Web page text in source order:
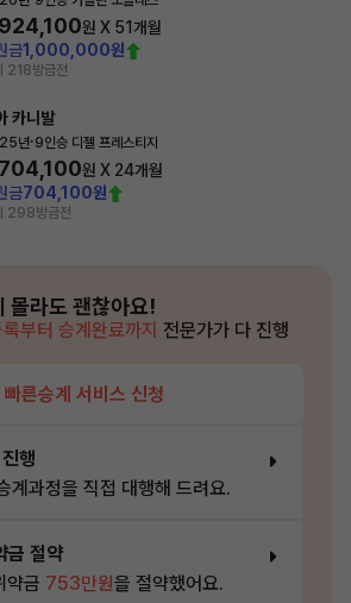
924,100원 X 51개월
금1,000,000원
218방금전
카니발
년·9인승 디젤 프레스티지
704,100원 X 24개월
금704,100원
298방금전
몰라도 괜찮아요!
부터 승계완료까지 전문가가 다 진행
빠른승계 서비스 신청
행
계과정을 직접 대행해 드려요.
금 절약
약금 753만원을 절약했어요.